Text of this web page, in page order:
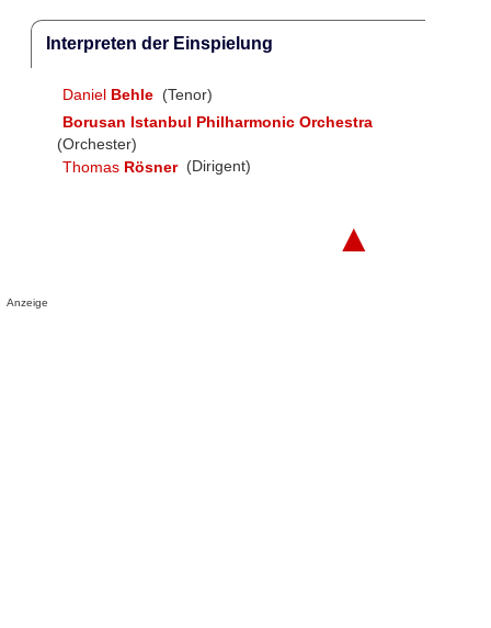
Interpreten der Einspielung
Daniel Behle (Tenor)
Borusan Istanbul Philharmonic Orchestra
(Orchester)
Thomas Rösner (Dirigent)
▲
Anzeige